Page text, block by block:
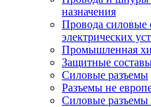
назначения
Провода силовые
электрических
Промышленная
Защитные
Силовые разъемы
Разъемы не
Силовые разъемы